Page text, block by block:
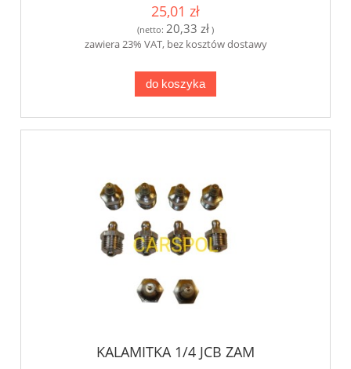
25,01 zł
(netto: 20,33 zł )
zawiera 23% VAT, bez kosztów dostawy
do koszyka
KALAMITKA 1/4 JCB ZAM